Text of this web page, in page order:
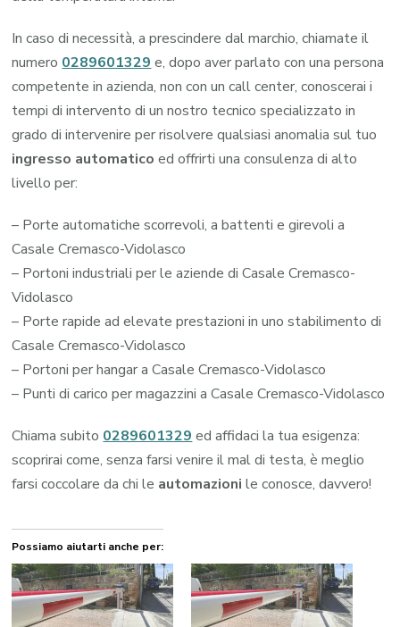
In caso di necessità, a prescindere dal marchio, chiamate il
numero 0289601329 e, dopo aver parlato con una persona
competente in azienda, non con un call center, conoscerai i
tempi di intervento di un nostro tecnico specializzato in
grado di intervenire per risolvere qualsiasi anomalia sul tuo
ingresso automatico ed offrirti una consulenza di alto
livello per:
– Porte automatiche scorrevoli, a battenti e girevoli a
Casale Cremasco-Vidolasco
– Portoni industriali per le aziende di Casale Cremasco-
Vidolasco
– Porte rapide ad elevate prestazioni in uno stabilimento di
Casale Cremasco-Vidolasco
– Portoni per hangar a Casale Cremasco-Vidolasco
– Punti di carico per magazzini a Casale Cremasco-Vidolasco
Chiama subito 0289601329 ed affidaci la tua esigenza:
scoprirai come, senza farsi venire il mal di testa, è meglio
farsi coccolare da chi le automazioni le conosce, davvero!
Possiamo aiutarti anche per: